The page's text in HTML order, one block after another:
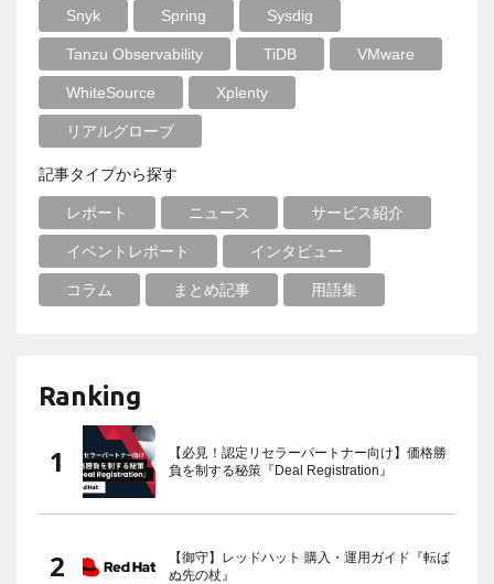
Snyk Spring Sysdig
Tanzu Observability TiDB VMware
WhiteSource Xplenty
リアルグローブ
記事タイプから探す
レポート ニュース サービス紹介
イベントレポート インタビュー
コラム まとめ記事 用語集
Ranking
【必見！認定リセラーパートナー向け】価格勝
負を制する秘策『Deal Registration』
【御守】レッドハット 購入・運用ガイド『転ば
ぬ先の杖』